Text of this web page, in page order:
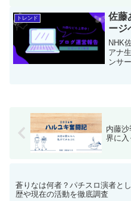
話題
方に
トレンド
佐藤
ージ
NHK
アナ
ンサ
内藤
界に入
蒼りなは何者？パチスロ演者と
歴や現在の活動を徹底調査